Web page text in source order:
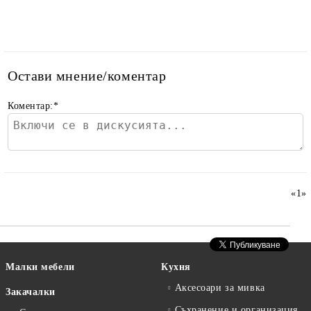
Остави мнение/коментар
Коментар:*
«1»
Малки мебели
Закачалки
Кухня
Аксесоари за мивка